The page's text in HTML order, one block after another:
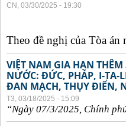
CN, 03/30/2025 - 19:30
Theo đề nghị của Tòa án
VIỆT NAM GIA HẠN
NƯỚC: ĐỨC, PHÁP, I-TA-
ĐAN MẠCH, THỤY ĐIỂN,
T3, 03/18/2025 - 15:09
“Ngày 07/3/2025, Chính ph